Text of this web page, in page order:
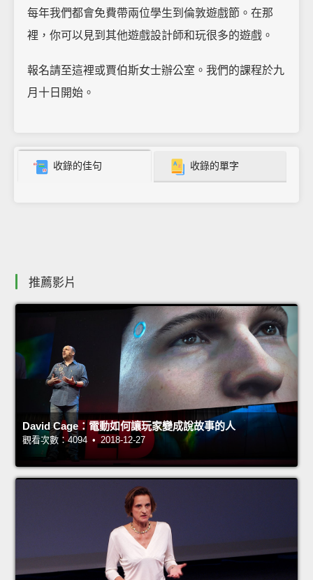
每年我們都會免費帶兩位學生到倫敦遊戲節。在那
裡，你可以見到其他遊戲設計師和玩很多的遊戲。
報名請至這裡或賈伯斯女士辦公室。我們的課程於九
月十日開始。
收錄的佳句 收錄的單字
推薦影片
David Cage：電動如何讓玩家變成說故事的人
觀看次數：4094 • 2018-12-27